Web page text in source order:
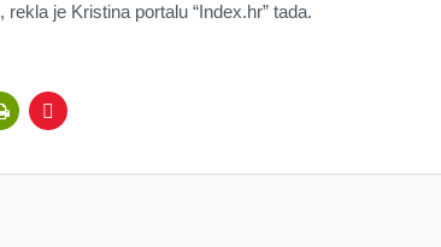
, rekla je Kristina portalu “Index.hr” tada.